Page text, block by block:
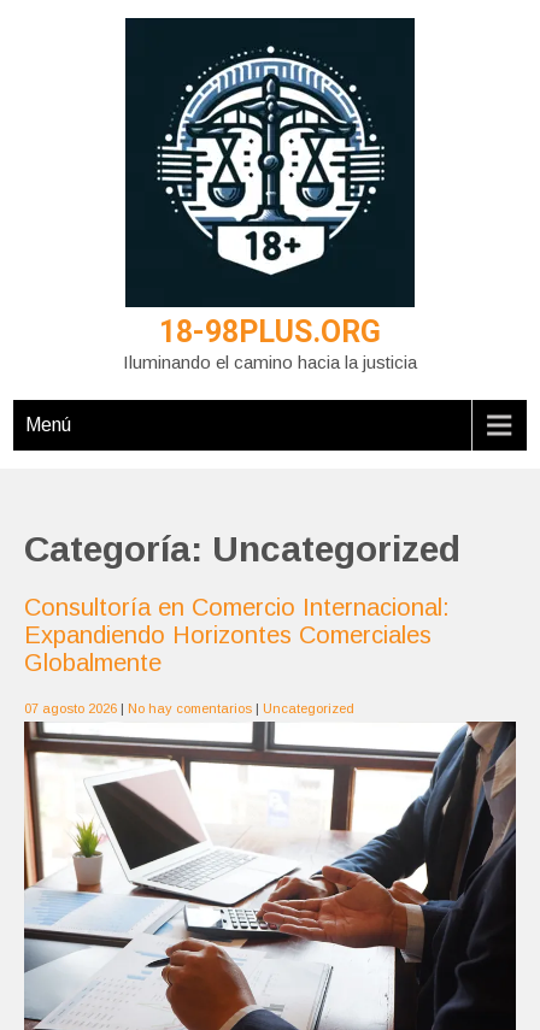
18-98PLUS.ORG
Iluminando el camino hacia la justicia
Menú
Categoría: Uncategorized
Consultoría en Comercio Internacional:
Expandiendo Horizontes Comerciales
Globalmente
07 agosto 2026 | No hay comentarios | Uncategorized